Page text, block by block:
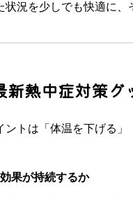
状況を少しでも快適に、
新熱中症対策グ
ントは「体温を下げる」
果が持続するか